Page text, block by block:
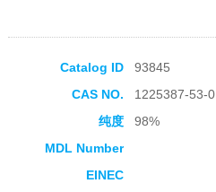
Catalog ID
93845
CAS NO.
1225387-53-0
纯度
98%
MDL Number
EINEC